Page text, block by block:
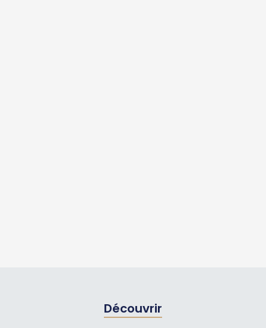
Découvrir